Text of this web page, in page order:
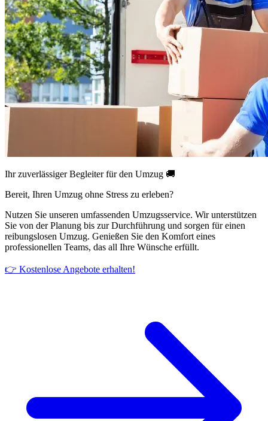
Ihr zuverlässiger Begleiter für den Umzug 🚚
Bereit, Ihren Umzug ohne Stress zu erleben?
Nutzen Sie unseren umfassenden Umzugsservice. Wir unterstützen
Sie von der Planung bis zur Durchführung und sorgen für einen
reibungslosen Umzug. Genießen Sie den Komfort eines
professionellen Teams, das all Ihre Wünsche erfüllt.
👉 Kostenlose Angebote erhalten!